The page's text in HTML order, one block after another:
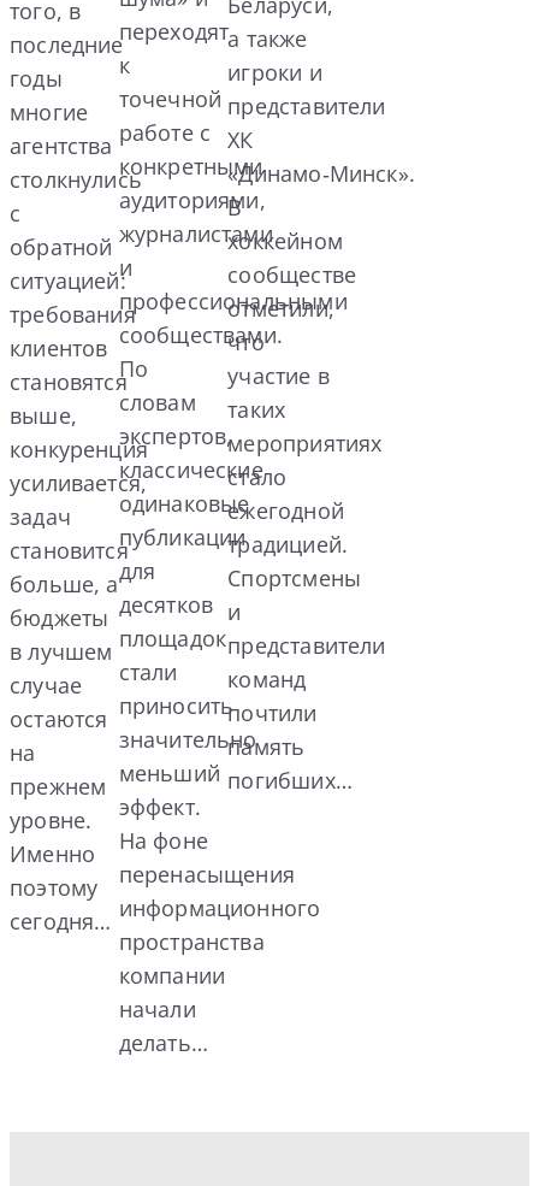
того, в
последние
годы
многие
агентства
столкнулись
с
обратной
ситуацией:
требования
клиентов
становятся
выше,
конкуренция
усиливается,
задач
становится
больше, а
бюджеты
в лучшем
случае
остаются
на
прежнем
уровне.
Именно
поэтому
сегодня…
переходят
к
точечной
работе с
конкретными
аудиториями,
журналистами
и
профессиональными
сообществами.
По
словам
экспертов,
классические
одинаковые
публикации
для
десятков
площадок
стали
приносить
значительно
меньший
эффект.
На фоне
перенасыщения
информационного
пространства
компании
начали
делать…
а также
игроки и
представители
ХК
«Динамо‑Минск».
В
хоккейном
сообществе
отметили,
что
участие в
таких
мероприятиях
стало
ежегодной
традицией.
Спортсмены
и
представители
команд
почтили
память
погибших…